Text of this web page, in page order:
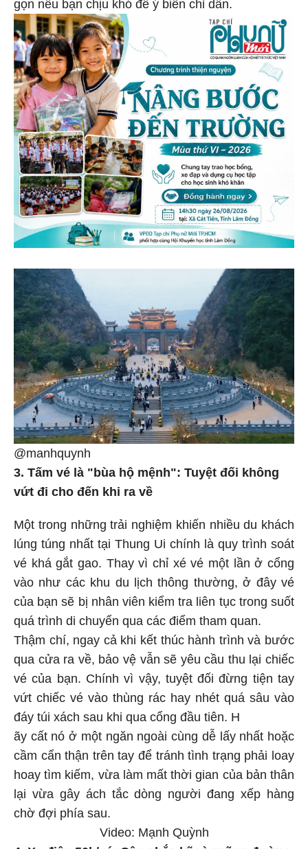
gọn nếu bạn chịu khó để ý biển chỉ dẫn.
@manhquynh
3. Tấm vé là "bùa hộ mệnh": Tuyệt đối không
vứt đi cho đến khi ra về
Một trong những trải nghiệm khiến nhiều du khách
lúng túng nhất tại Thung Ui chính là quy trình soát
vé khá gắt gao. Thay vì chỉ xé vé một lần ở cổng
vào như các khu du lịch thông thường, ở đây vé
của bạn sẽ bị nhân viên kiểm tra liên tục trong suốt
quá trình di chuyển qua các điểm tham quan.
Thậm chí, ngay cả khi kết thúc hành trình và bước
qua cửa ra về, bảo vệ vẫn sẽ yêu cầu thu lại chiếc
vé của bạn. Chính vì vậy, tuyệt đối đừng tiện tay
vứt chiếc vé vào thùng rác hay nhét quá sâu vào
đáy túi xách sau khi qua cổng đầu tiên. H
ãy cất nó ở một ngăn ngoài cùng dễ lấy nhất hoặc
cầm cẩn thận trên tay để tránh tình trạng phải loay
hoay tìm kiếm, vừa làm mất thời gian của bản thân
lại vừa gây ách tắc dòng người đang xếp hàng
chờ đợi phía sau.
Video: Mạnh Quỳnh